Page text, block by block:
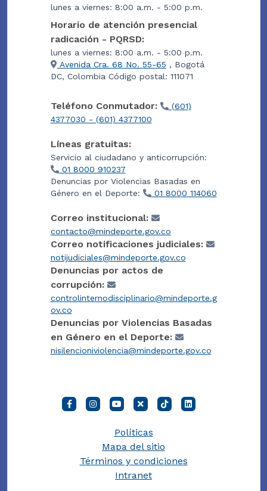
lunes a viernes: 8:00 a.m. - 5:00 p.m.
Horario de atención presencial
radicación - PQRSD:
lunes a viernes: 8:00 a.m. - 5:00 p.m.
Avenida Cra. 68 No. 55-65 , Bogotá
DC, Colombia Código postal: 111071
Teléfono Conmutador:
(601)
4377030 - (601) 4377100
Líneas gratuitas:
Servicio al ciudadano y anticorrupción:
01 8000 910237
Denuncias por Violencias Basadas en
Género en el Deporte:
01 8000 114060
Correo institucional:
contacto@mindeporte.gov.co
Correo notificaciones judiciales:
notijudiciales@mindeporte.gov.co
Denuncias por actos de
corrupción:
controlinternodisciplinario@mindeporte.g
ov.co
Denuncias por Violencias Basadas
en Género en el Deporte:
nisilencioniviolencia@mindeporte.gov.co
Políticas
Mapa del sitio
Términos y condiciones
Intranet